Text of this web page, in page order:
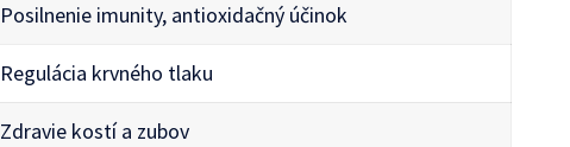
Posilnenie imunity, antioxidačný účinok
Regulácia krvného tlaku
Zdravie kostí a zubov